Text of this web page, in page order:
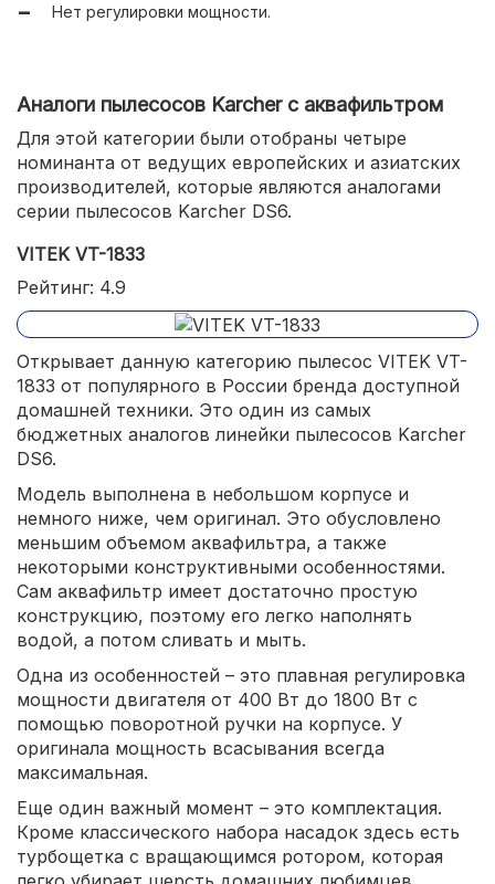
Нет регулировки мощности.
Аналоги пылесосов Karcher с аквафильтром
Для этой категории были отобраны четыре
номинанта от ведущих европейских и азиатских
производителей, которые являются аналогами
серии пылесосов Karcher DS6.
VITEK VT-1833
Рейтинг: 4.9
Открывает данную категорию пылесос VITEK VT-
1833 от популярного в России бренда доступной
домашней техники. Это один из самых
бюджетных аналогов линейки пылесосов Karcher
DS6.
Модель выполнена в небольшом корпусе и
немного ниже, чем оригинал. Это обусловлено
меньшим объемом аквафильтра, а также
некоторыми конструктивными особенностями.
Сам аквафильтр имеет достаточно простую
конструкцию, поэтому его легко наполнять
водой, а потом сливать и мыть.
Одна из особенностей – это плавная регулировка
мощности двигателя от 400 Вт до 1800 Вт с
помощью поворотной ручки на корпусе. У
оригинала мощность всасывания всегда
максимальная.
Еще один важный момент – это комплектация.
Кроме классического набора насадок здесь есть
турбощетка с вращающимся ротором, которая